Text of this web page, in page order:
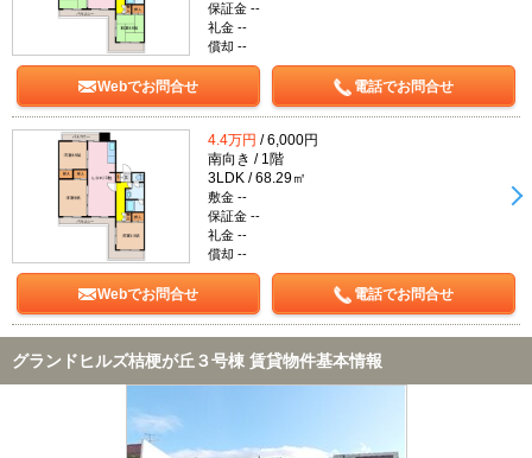
保証金 --
礼金 --
償却 --
Webでお問合せ 電話でお問合せ
4.4万円 / 6,000円
南向き / 1階
3LDK / 68.29㎡
敷金 --
保証金 --
礼金 --
償却 --
Webでお問合せ 電話でお問合せ
グランドヒルズ桔梗が丘３号棟 賃貸物件基本情報